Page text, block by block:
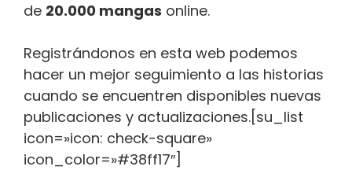
de 20.000 mangas online.
Registrándonos en esta web podemos
hacer un mejor seguimiento a las historias
cuando se encuentren disponibles nuevas
publicaciones y actualizaciones.[su_list
icon=»icon: check-square»
icon_color=»#38ff17″]